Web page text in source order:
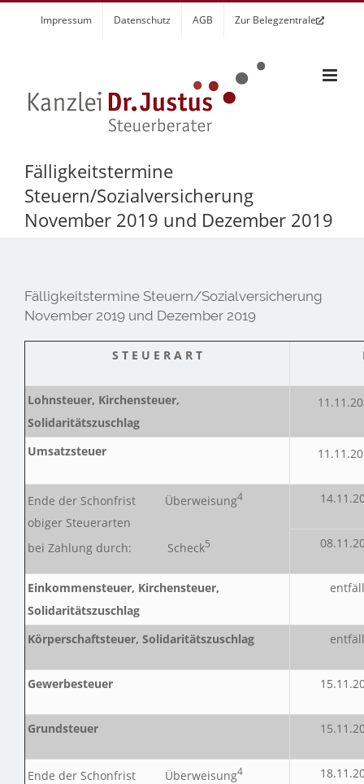
Impressum Datenschutz AGB Zur Belegzentrale
Fälligkeitstermine
Steuern/Sozialversicherung
November 2019 und Dezember 2019
Fälligkeitstermine Steuern/Sozialversicherung
November 2019 und Dezember 2019
S T E U E R A R T
Lohnsteuer, Kirchensteuer,
Solidaritätszuschlag
Umsatzsteuer
Ende der Schonfrist Überweisung4
obiger Steuerarten
bei Zahlung durch: Scheck5
Einkommensteuer, Kirchensteuer,
Solidaritätszuschlag
Körperschaftsteuer, Solidaritätszuschlag
Gewerbesteuer
Grundsteuer
Ende der Schonfrist Überweisung4